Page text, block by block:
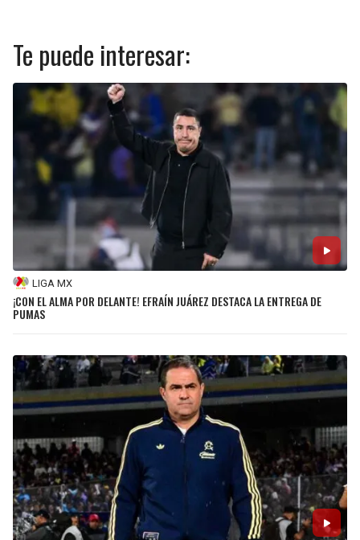
Te puede interesar:
LIGA MX
¡CON EL ALMA POR DELANTE! EFRAÍN JUÁREZ DESTACA LA ENTREGA DE
PUMAS